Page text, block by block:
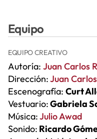
Equipo
EQUIPO CREATIVO
Autoría: Juan Carlos
Dirección:Juan
Escenografía: Curt
Vestuario:Gabriela
Música:Julio Awad
Sonido: Ricardo